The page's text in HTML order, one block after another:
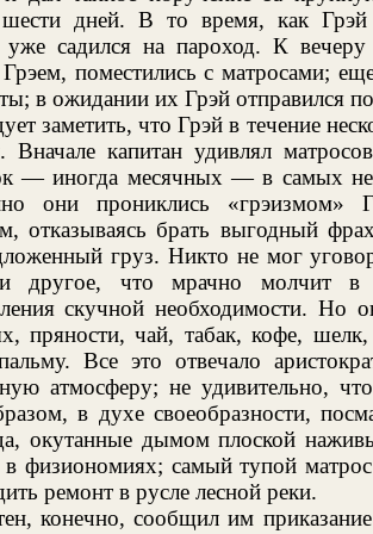
шести дней. В то время, как Грэй
уже садился на пароход. К
поместились с матросами;
в ожидании их Грэй отправился
заметить, что Грэй в течение
Вначале капитан удивлял
— иногда месячных — в самых
они прониклись
отказываясь брать выгодный
груз. Никто не мог
другое, что мрачно молчит в
скучной необходимости. Но
пряности, чай, табак, кофе,
Все это отвечало
атмосферу; не удивительно,
в духе своеобразности,
окутанные дымом плоской
физиономиях; самый тупой
ремонт в русле лесной реки.
конечно, сообщил им